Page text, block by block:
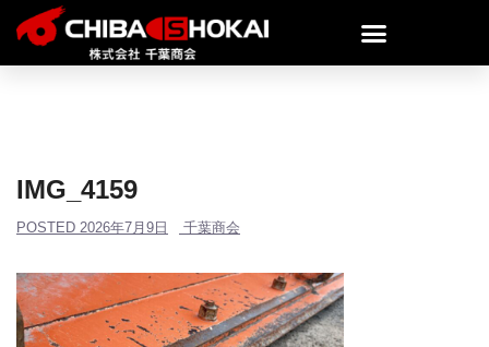
IMG_4159
POSTED 2026年7月9日 千葉商会